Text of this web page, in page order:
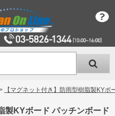
【マグネット付き】防雨型樹脂製KY
製KYボード パッチンボード